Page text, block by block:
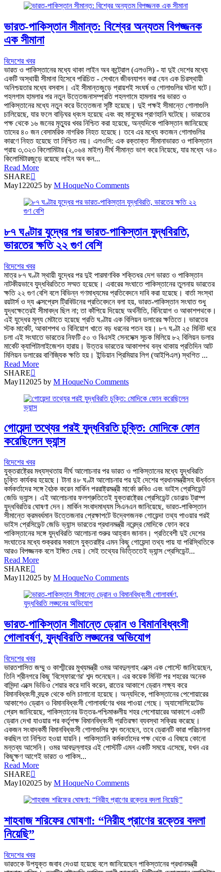
ভারত-পাকিস্তান সীমান্ত: বিশ্বের অন্যতম বিপজ্জনক
এক সীমানা
বিদেশের খবর
ভারত ও পাকিস্তানের মধ্যে থাকা লাইন অব কন্ট্রোল (এলওসি) - যা দুই দেশের মধ্যে
একটি অস্থায়ী সীমানা হিসেবে পরিচিত - সেখানে জীবনযাপন করা যেন এক চিরস্থায়ী
অনিশ্চয়তার মধ্যে বসবাস। এই সীমান্তজুড়ে প্রায়শই সংঘর্ষ ও গোলাগুলির ঘটনা ঘটে।
পহলগাম হামলার পর নতুন উত্তেজনাসম্প্রতি পহলগামে হামলার পর ভারত ও
পাকিস্তানের মধ্যে নতুন করে উত্তেজনা সৃষ্টি হয়েছে। দুই পক্ষই সীমান্তে গোলাগুলি
চালিয়েছে, যার ফলে বাড়িঘর ধ্বংস হয়েছে এবং বহু মানুষের প্রাণহানি ঘটেছে। ভারতের
পক্ষ থেকে ১৬ জনের মৃত্যুর খবর নিশ্চিত করা হয়েছে, অন্যদিকে পাকিস্তান জানিয়েছে
তাদের ৪০ জন বেসামরিক নাগরিক নিহত হয়েছে। তবে এর মধ্যে কতজন গোলাগুলির
কারণে নিহত হয়েছে তা নিশ্চিত নয়। এলওসি: এক রক্তাক্ত সীমানাভারত ও পাকিস্তান
প্রায় ৩,৩২৩ কিলোমিটার (২,০৬৪ মাইল) দীর্ঘ সীমান্ত ভাগ করে নিয়েছে, যার মধ্যে ৭৪০
কিলোমিটারজুড়ে রয়েছে লাইন অব কন...
Read More
SHARE
May122025 by M HoqueNo Comments
৮৭ ঘণ্টার যুদ্ধের পর ভারত-পাকিস্তান যুদ্ধবিরতি,
ভারতের ক্ষতি ২২ গুণ বেশি
বিদেশের খবর
মাত্র ৮৭ ঘণ্টা স্থায়ী যুদ্ধের পর দুই পারমাণবিক শক্তিধর দেশ ভারত ও পাকিস্তান
নাটকীয়ভাবে যুদ্ধবিরতিতে সম্মত হয়েছে। এবারের সংঘাতে পাকিস্তানের তুলনায় ভারতের
ক্ষতি ২২ গুণ বেশি বলে বিভিন্ন গণমাধ্যমের প্রতিবেদনে দাবি করা হয়েছে। বার্তা সংস্থা
রয়টার্স ও দ্য এক্সপ্রেস ট্রিবিউনের প্রতিবেদনে বলা হয়, ভারত-পাকিস্তান সংঘাত শুধু
যুদ্ধক্ষেত্রেই সীমাবদ্ধ ছিল না; তা কাঁপিয়ে দিয়েছে অর্থনীতি, বিনিয়োগ ও আকাশপথকে।
এই যুদ্ধের মূল্য মেটাতে হয়েছে প্রতি ঘণ্টায় এক বিলিয়ন ডলারের ক্ষতিতে। ভারতের
স্টক মার্কেট, আকাশপথ ও বিনিয়োগ খাতে বড় ধরনের পতন হয়। ৮৭ ঘণ্টা ২৫ মিনিট ধরে
চলা এই সংঘাতে ভারতের নিফটি ৫০ ও বিএসই সেনসেক্স সূচক মিলিয়ে ৮২ বিলিয়ন ডলার
মার্কেট ক্যাপিটালাইজেশন হারায়। উত্তর ভারতের আকাশপথ বন্ধ থাকায় প্রতিদিন আট
মিলিয়ন ডলারের বাণিজ্যিক ক্ষতি হয়। ইন্ডিয়ান প্রিমিয়ার লিগ (আইপিএল) স্থগিত ...
Read More
SHARE
May11 2025 by M HoqueNo Comments
গোয়েন্দা তথ্যের পরই যুদ্ধবিরতি চুক্তি: মোদিকে ফোন
করেছিলেন ভ্যান্স
বিদেশের খবর
যুক্তরাষ্ট্রের মধ্যস্থতায় দীর্ঘ আলোচনার পর ভারত ও পাকিস্তানের মধ্যে যুদ্ধবিরতি
চুক্তি কার্যকর হয়েছে। টানা ৪৮ ঘণ্টা আলোচনার পর দুই দেশের প্রধানমন্ত্রীসহ ঊর্ধ্বতন
কর্মকর্তাদের সঙ্গে বৈঠক করেন মার্কিন পররাষ্ট্রমন্ত্রী মার্কো রুবিও এবং ভাইস প্রেসিডেন্ট
জেডি ভ্যান্স। এই আলোচনার ফলশ্রুতিতেই যুক্তরাষ্ট্রের প্রেসিডেন্ট ডোনাল্ড ট্রাম্প
যুদ্ধবিরতির ঘোষণা দেন। মার্কিন সংবাদমাধ্যম সিএনএন জানিয়েছে, ভারত-পাকিস্তান
সীমান্তে ক্রমবর্ধমান উত্তেজনার প্রেক্ষাপটে উদ্বেগজনক গোয়েন্দা তথ্য পাওয়ার পরই
ভাইস প্রেসিডেন্ট জেডি ভ্যান্স ভারতের প্রধানমন্ত্রী নরেন্দ্র মোদিকে ফোন করে
পাকিস্তানের সঙ্গে যুদ্ধবিরতি আলোচনা শুরুর আহ্বান জানান। প্রতিবেশী দুই দেশের
সংঘাতের মধ্যে শুক্রবার সকালে যুক্তরাষ্ট্র এমন কিছু গোয়েন্দা তথ্য পায় যা পরিস্থিতিকে
আরও বিপজ্জনক বলে ইঙ্গিত দেয়। সেই তথ্যের ভিত্তিতেই ভ্যান্স প্রেসিডেন্ট...
Read More
SHARE
May11 2025 by M HoqueNo Comments
ভারত-পাকিস্তান সীমান্তে ড্রোন ও বিমানবিধ্বংসী
গোলাবর্ষণ, যুদ্ধবিরতি লঙ্ঘনের অভিযোগ
বিদেশের খবর
ভারতশাসিত জম্মু ও কাশ্মীরের মুখ্যমন্ত্রী ওমর আবদুল্লাহ এক্সে এক পোস্টে জানিয়েছেন,
তিনি শ্রীনগরে কিছু 'বিস্ফোরণের' শব্দ শুনেছেন। এর কয়েক মিনিট পর শহরের অনেক
বাসিন্দা এক্সে ভিডিও শেয়ার করে দাবি করেন, রাতের আকাশে ড্রোন লক্ষ্য করে
বিমানবিধ্বংসী বন্দুক থেকে গুলি চালানো হয়েছে। অন্যদিকে, পাকিস্তানের পেশোয়ারের
আকাশেও ড্রোন ও বিমানবিধ্বংসী গোলাবর্ষণের খবর পাওয়া গেছে। অ্যাসোসিয়েটেড
প্রেস জানিয়েছে, পাকিস্তানের উত্তর-পশ্চিমাঞ্চলীয় শহর পেশোয়ারের আকাশে একটি
ড্রোন দেখা যাওয়ার পর কর্তৃপক্ষ বিমানবিধ্বংসী প্রতিরক্ষা ব্যবস্থা সক্রিয় করেছে।
একজন সংবাদকর্মী বিমানবিধ্বংসী গোলাগুলির শব্দ শুনেছেন, তবে ড্রোনটি কারা পরিচালনা
করছিল তা নিশ্চিত হওয়া যায়নি। পাকিস্তানি কর্মকর্তাদের পক্ষ থেকে এ বিষয়ে কোনো
মন্তব্য আসেনি। ওমর আবদুল্লাহর এই পোস্টটি এমন একটি সময়ে এসেছে, যখন এর
কিছুক্ষণ আগেই ভারত ও পাকিস...
Read More
SHARE
May102025 by M HoqueNo Comments
শাহবাজ শরিফের ঘোষণা: “নিরীহ প্রাণের রক্তের বদলা
নিয়েছি”
বিদেশের খবর
ভারতকে উপযুক্ত জবাব দেওয়া হয়েছে বলে জানিয়েছেন পাকিস্তানের প্রধানমন্ত্রী